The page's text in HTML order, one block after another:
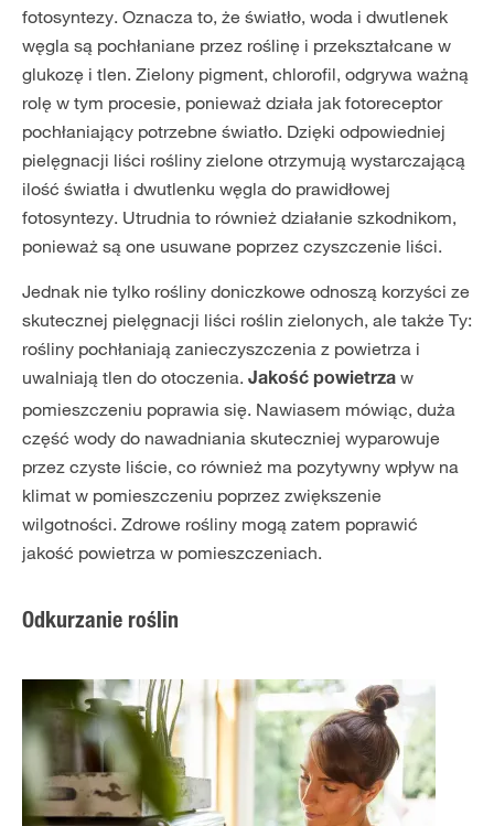
fotosyntezy. Oznacza to, że światło, woda i dwutlenek
węgla są pochłaniane przez roślinę i przekształcane w
glukozę i tlen. Zielony pigment, chlorofil, odgrywa ważną
rolę w tym procesie, ponieważ działa jak fotoreceptor
pochłaniający potrzebne światło. Dzięki odpowiedniej
pielęgnacji liści rośliny zielone otrzymują wystarczającą
ilość światła i dwutlenku węgla do prawidłowej
fotosyntezy. Utrudnia to również działanie szkodnikom,
ponieważ są one usuwane poprzez czyszczenie liści.
Jednak nie tylko rośliny doniczkowe odnoszą korzyści ze
skutecznej pielęgnacji liści roślin zielonych, ale także Ty:
rośliny pochłaniają zanieczyszczenia z powietrza i
uwalniają tlen do otoczenia. Jakość powietrza w
pomieszczeniu poprawia się. Nawiasem mówiąc, duża
część wody do nawadniania skuteczniej wyparowuje
przez czyste liście, co również ma pozytywny wpływ na
klimat w pomieszczeniu poprzez zwiększenie
wilgotności. Zdrowe rośliny mogą zatem poprawić
jakość powietrza w pomieszczeniach.
Odkurzanie roślin